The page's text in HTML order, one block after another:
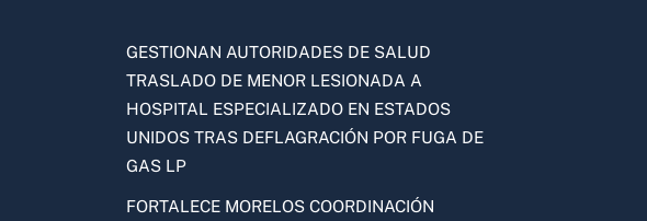
GESTIONAN AUTORIDADES DE SALUD
TRASLADO DE MENOR LESIONADA A
HOSPITAL ESPECIALIZADO EN ESTADOS
UNIDOS TRAS DEFLAGRACIÓN POR FUGA DE
GAS LP
FORTALECE MORELOS COORDINACIÓN